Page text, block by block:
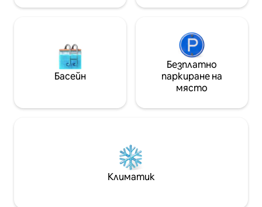
Басейн
Безплатно
паркиране на
място
Климатик